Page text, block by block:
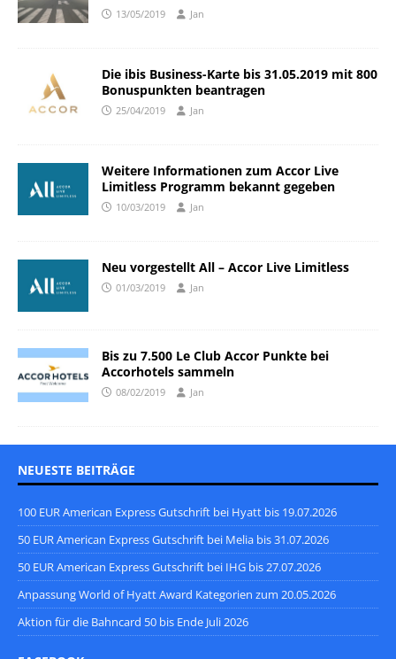
13/05/2019 Jan
Die ibis Business-Karte bis 31.05.2019 mit 800
Bonuspunkten beantragen
25/04/2019 Jan
Weitere Informationen zum Accor Live
Limitless Programm bekannt gegeben
10/03/2019 Jan
Neu vorgestellt All – Accor Live Limitless
01/03/2019 Jan
Bis zu 7.500 Le Club Accor Punkte bei
Accorhotels sammeln
08/02/2019 Jan
NEUESTE BEITRÄGE
100 EUR American Express Gutschrift bei Hyatt bis 19.07.2026
50 EUR American Express Gutschrift bei Melia bis 31.07.2026
50 EUR American Express Gutschrift bei IHG bis 27.07.2026
Anpassung World of Hyatt Award Kategorien zum 20.05.2026
Aktion für die Bahncard 50 bis Ende Juli 2026